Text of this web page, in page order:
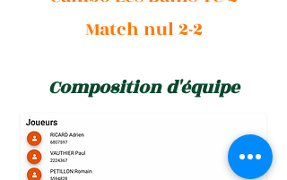
Match nul 2-2
Composition d'équipe